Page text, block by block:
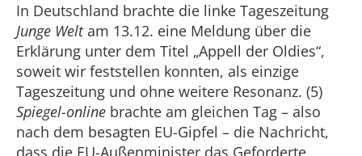
In Deutschland brachte die linke Tageszeitung
Junge Weltam 13.12. eine Meldung über die
Erklärung unter dem Titel „Appell der Oldies“,
soweit wir feststellen konnten, als einzige
Tageszeitung und ohne weitere Resonanz. (5)
Spiegel-online brachte am gleichen Tag – also
nach dem besagten EU-Gipfel – die Nachricht,
dass die EU-Außenminister das Geforderte